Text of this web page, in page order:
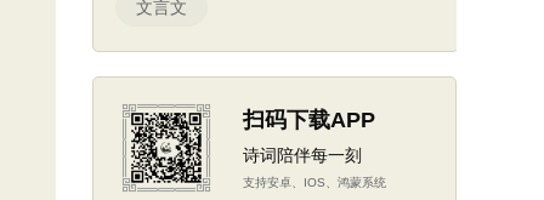
文言文
扫码下载APP
诗词陪伴每一刻
支持安卓、IOS、鸿蒙系统